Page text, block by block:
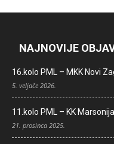
NAJNOVIJE
16.kolo PML – MKK Novi
5. veljače 2026.
11.kolo PML – KK
21. prosinca 2025.